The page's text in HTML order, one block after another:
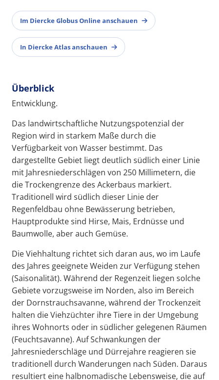
Im Diercke Globus Online anschauen
In Diercke Atlas anschauen
Überblick
Entwicklung.
Das landwirtschaftliche Nutzungspotenzial der
Region wird in starkem Maße durch die
Verfügbarkeit von Wasser bestimmt. Das
dargestellte Gebiet liegt deutlich südlich einer Linie
mit Jahresniederschlägen von 250 Millimetern, die
die Trockengrenze des Ackerbaus markiert.
Traditionell wird südlich dieser Linie der
Regenfeldbau ohne Bewässerung betrieben,
Hauptprodukte sind Hirse, Mais, Erdnüsse und
Baumwolle, aber auch Gemüse.
Die Viehhaltung richtet sich daran aus, wo im Laufe
des Jahres geeignete Weiden zur Verfügung stehen
(Saisonalität). Während der Regenzeit liegen solche
Gebiete vorzugsweise im Norden, also im Bereich
der Dornstrauchsavanne, während der Trockenzeit
halten die Viehzüchter ihre Tiere in der Umgebung
ihres Wohnorts oder in südlicher gelegenen Räumen
(Feuchtsavanne). Auf Schwankungen der
Jahresniederschläge und Dürrejahre reagieren sie
traditionell durch Wanderungen nach Süden. Daraus
resultiert eine halbnomadische Lebensweise, die auf